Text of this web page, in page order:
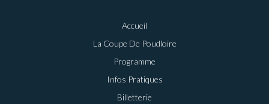
Accueil
La Coupe De Poudloire
Programme
Infos Pratiques
Billetterie